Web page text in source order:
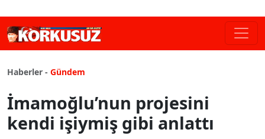
Haberler - Gündem
İmamoğlu’nun projesini
kendi işiymiş gibi anlattı